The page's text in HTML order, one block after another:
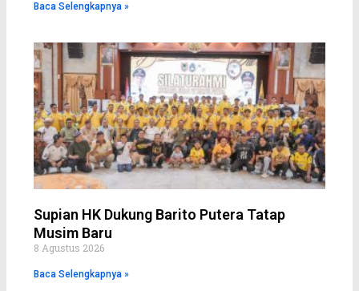
Baca Selengkapnya »
Supian HK Dukung Barito Putera Tatap
Musim Baru
8 Agustus 2026
Baca Selengkapnya »